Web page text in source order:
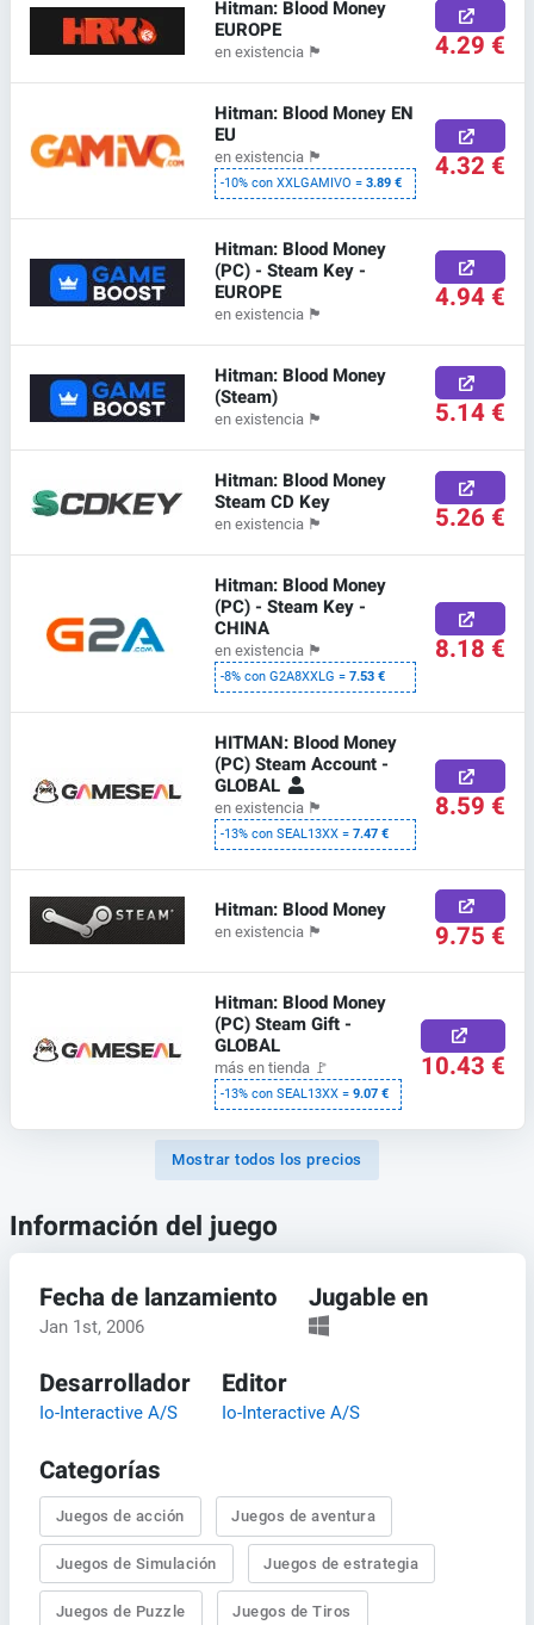
Hitman: Blood Money
EUROPE
en existencia 🏴 4.29 €
Hitman: Blood Money EN
EU
en existencia 🏴
-10% con XXLGAMIVO =3.89 € 4.32 €
Hitman: Blood Money
(PC) - Steam Key -
EUROPE
en existencia 🏴 4.94 €
Hitman: Blood Money
(Steam)
en existencia 🏴 5.14 €
Hitman: Blood Money
Steam CD Key
en existencia 🏴 5.26 €
Hitman: Blood Money
(PC) - Steam Key -
CHINA
en existencia 🏴
-8% con G2A8XXLG =7.53 €
8.18 €
HITMAN: Blood Money
(PC) Steam Account -
GLOBAL
en existencia 🏴
-13% con SEAL13XX =7.47 €
8.59 €
Hitman: Blood Money
en existencia 🏴 9.75 €
Hitman: Blood Money
(PC) Steam Gift -
GLOBAL
más en tienda 🚩
-13% con SEAL13XX =9.07 €
10.43 €
Mostrar todos los precios
Información del juego
Fecha de lanzamiento
Jan 1st, 2006
Jugable en
Desarrollador
Io-Interactive A/S
Editor
Io-Interactive A/S
Categorías
Juegos de acción Juegos de aventura
Juegos de Simulación Juegos de estrategia
Juegos de Puzzle Juegos de Tiros